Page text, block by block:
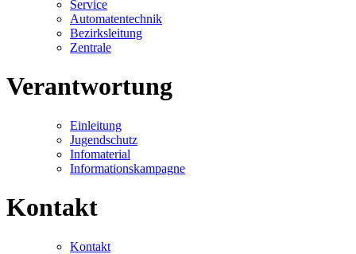
Service
Automatentechnik
Bezirksleitung
Zentrale
Verantwortung
Einleitung
Jugendschutz
Infomaterial
Informationskampagne
Kontakt
Kontakt